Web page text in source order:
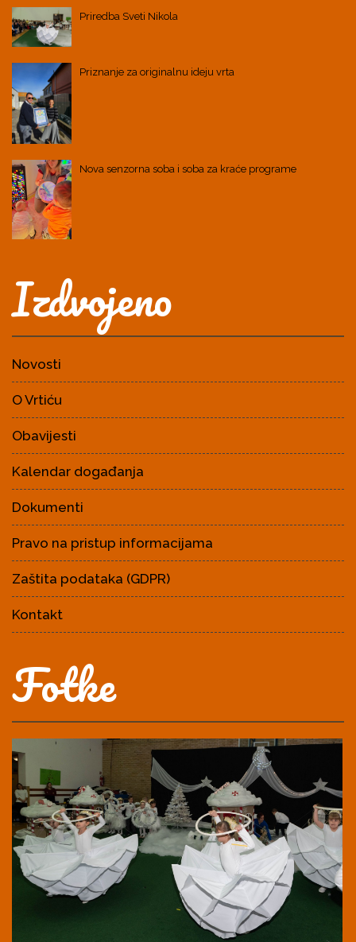
Priredba Sveti Nikola
Priznanje za originalnu ideju vrta
Nova senzorna soba i soba za kraće programe
Izdvojeno
Novosti
O Vrtiću
Obavijesti
Kalendar događanja
Dokumenti
Pravo na pristup informacijama
Zaštita podataka (GDPR)
Kontakt
Fotke